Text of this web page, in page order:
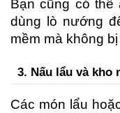
Bạn cũng có thể
dùng lò nướng
mềm mà không
3. Nấu lẩu và kho
Các món lẩu